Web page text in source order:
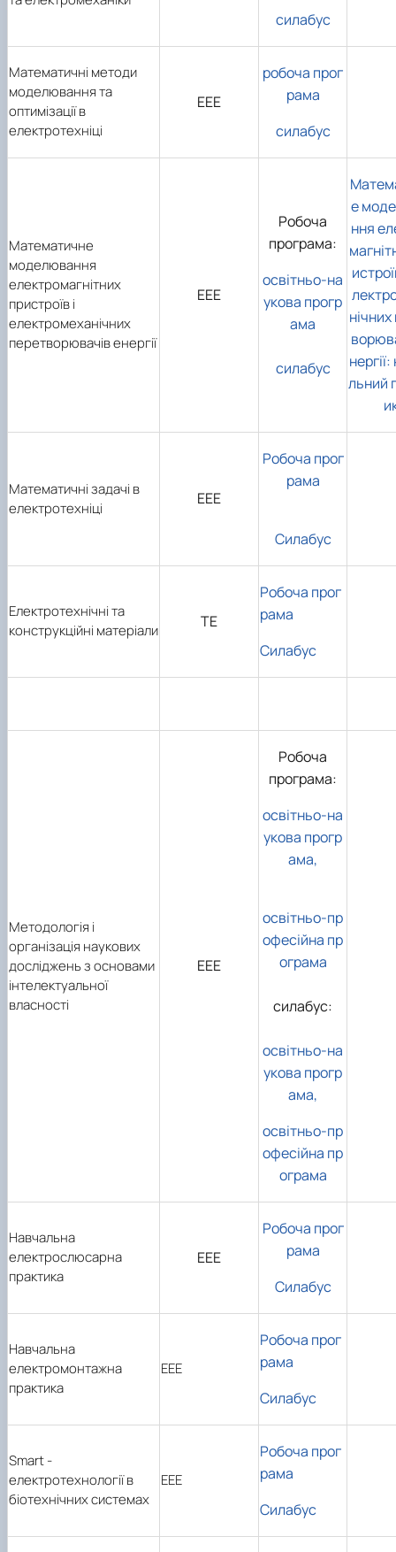
силабус
Математичні методи
моделювання та
оптимізації в
електротехніці
ЕЕЕ
робоча прог
рама
силабус
Математичне
моделювання
електромагнітних
пристроїв і
електромеханічних
перетворювачів енергії
ЕЕЕ
Робоча
програма:
освітньо-на
укова прогр
ама
силабус
е
ння
льний
Математичні задачі в
електротехніці
ЕЕЕ
Робоча прог
рама
Силабус
Електротехнічні та
конструкційні матеріали
ТЕ
Робоча прог
рама
Силабус
Методологія і
організація наукових
досліджень з основами
інтелектуальної
власності
ЕЕЕ
Робоча
програма:
освітньо-на
укова прогр
ама,
освітньо-пр
офесійна пр
ограма
силабус:
освітньо-на
укова прогр
ама,
освітньо-пр
офесійна пр
ограма
Навчальна
електрослюсарна
практика
ЕЕЕ
Робоча прог
рама
Силабус
Навчальна
електромонтажна
практика
ЕЕЕ
Робоча прог
рама
Силабус
Smart -
електротехнології в
біотехнічних системах
ЕЕЕ
Робоча прог
рама
Силабус